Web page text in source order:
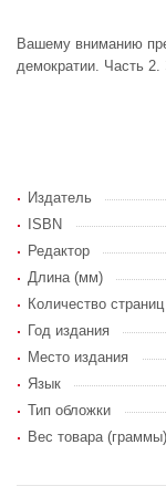
Вашему вниманию
демократии. Часть 2.
Издатель
ISBN
Редактор
Длина (мм)
Количество страниц
Год издания
Место издания
Язык
Тип обложки
Вес товара (граммы)